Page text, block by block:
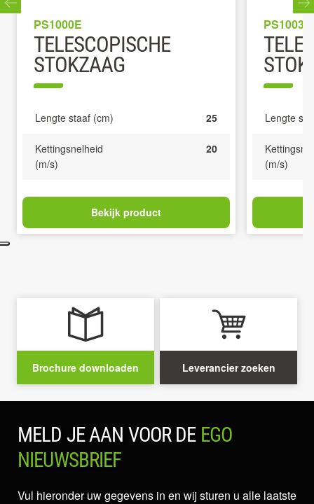
PS1000E
TELESCOPISCHE
STOKZAAG
Lengte staaf (cm) 25
Kettingsnelheid
(m/s)
20
Bekijk product
PS1003E
Lengte
(m/s)
Brochure downloaden Leverancier zoeken
MELD JE AAN VOOR DE EGO
NIEUWSBRIEF
Vul hieronder uw gegevens in en wij sturen u alle laatste